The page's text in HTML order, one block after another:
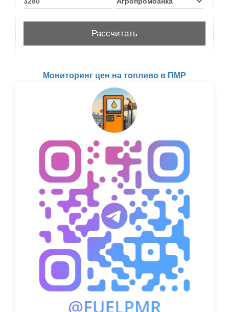
Мониторинг цен на топливо в ПМР